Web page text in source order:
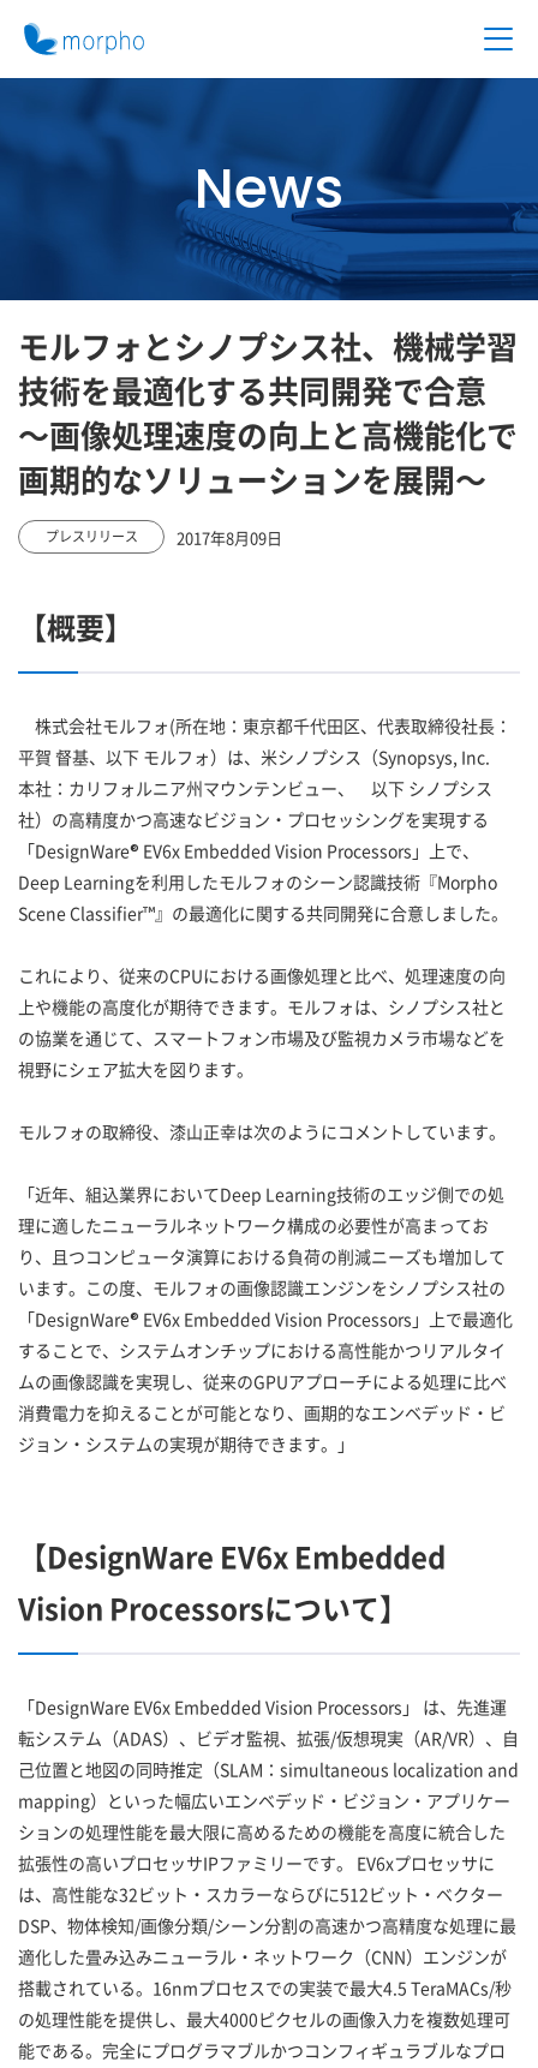
News
モルフォとシノプシス社、機械学習
技術を最適化する共同開発で合意
～画像処理速度の向上と高機能化で
画期的なソリューションを展開～
プレスリリース 2017年8月09日
【概要】
株式会社モルフォ(所在地：東京都千代田区、代表取締役社長：
平賀 督基、以下 モルフォ）は、米シノプシス（Synopsys, Inc.
本社：カリフォルニア州マウンテンビュー、 以下 シノプシス
社）の高精度かつ高速なビジョン・プロセッシングを実現する
「DesignWare® EV6x Embedded Vision Processors」上で、
Deep Learningを利用したモルフォのシーン認識技術『Morpho
Scene Classifier™』の最適化に関する共同開発に合意しました。
これにより、従来のCPUにおける画像処理と比べ、処理速度の向
上や機能の高度化が期待できます。モルフォは、シノプシス社と
の協業を通じて、スマートフォン市場及び監視カメラ市場などを
視野にシェア拡大を図ります。
モルフォの取締役、漆山正幸は次のようにコメントしています。
「近年、組込業界においてDeep Learning技術のエッジ側での処
理に適したニューラルネットワーク構成の必要性が高まってお
り、且つコンピュータ演算における負荷の削減ニーズも増加して
います。この度、モルフォの画像認識エンジンをシノプシス社の
「DesignWare® EV6x Embedded Vision Processors」上で最適化
することで、システムオンチップにおける高性能かつリアルタイ
ムの画像認識を実現し、従来のGPUアプローチによる処理に比べ
消費電力を抑えることが可能となり、画期的なエンベデッド・ビ
ジョン・システムの実現が期待できます。」
【DesignWare EV6x Embedded
Vision Processorsについて】
「DesignWare EV6x Embedded Vision Processors」 は、先進運
転システム（ADAS）、ビデオ監視、拡張/仮想現実（AR/VR）、自
己位置と地図の同時推定（SLAM：simultaneous localization and
mapping）といった幅広いエンベデッド・ビジョン・アプリケー
ションの処理性能を最大限に高めるための機能を高度に統合した
拡張性の高いプロセッサIPファミリーです。 EV6xプロセッサに
は、高性能な32ビット・スカラーならびに512ビット・ベクター
DSP、物体検知/画像分類/シーン分割の高速かつ高精度な処理に最
適化した畳み込みニューラル・ネットワーク（CNN）エンジンが
搭載されている。16nmプロセスでの実装で最大4.5 TeraMACs/秒
の処理性能を提供し、最大4000ピクセルの画像入力を複数処理可
能である。完全にプログラマブルかつコンフィギュラブルなプロ